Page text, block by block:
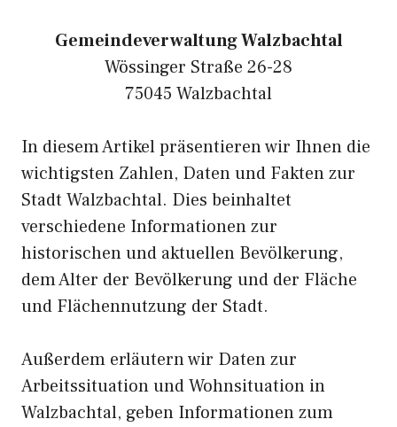
Gemeindeverwaltung Walzbachtal
Wössinger Straße 26-28
75045 Walzbachtal
In diesem Artikel präsentieren wir Ihnen die
wichtigsten Zahlen, Daten und Fakten zur
Stadt Walzbachtal. Dies beinhaltet
verschiedene Informationen zur
historischen und aktuellen Bevölkerung,
dem Alter der Bevölkerung und der Fläche
und Flächennutzung der Stadt.
Außerdem erläutern wir Daten zur
Arbeitssituation und Wohnsituation in
Walzbachtal, geben Informationen zum